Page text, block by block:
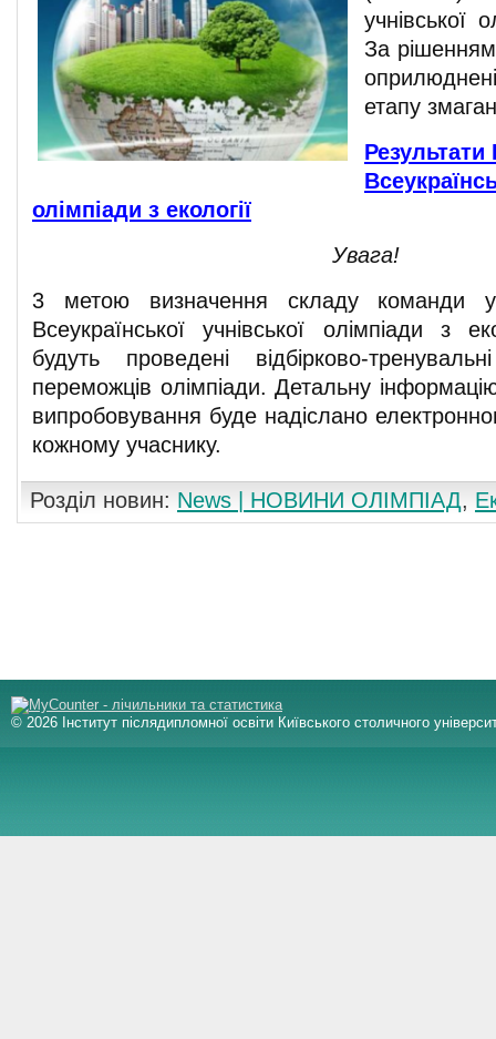
учнівської
За рішенням
етапу
Результати
олімпіади з екології
Увага!
3 метою визначення складу команди
Всеукраїнської учнівської олімпіади з
будуть проведені відбірково-
переможців олімпіади. Детальну
випробовування буде надіслано
кожному учаснику.
Розділ новин: News | НОВИНИ ОЛІМПІАД,
© 2026 Інститут післядипломної освіти Київського столичного